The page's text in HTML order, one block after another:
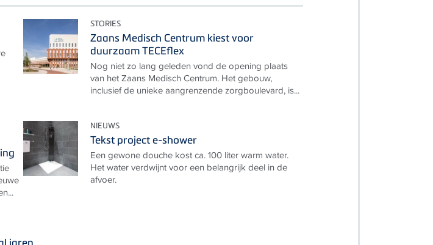
STORIES
Zaans Medisch Centrum kiest voor
duurzaam TECEflex
Nog niet zo lang geleden vond de opening plaats
van het Zaans Medisch Centrum. Het gebouw,
inclusief de unieke aangrenzende zorgboulevard, is...
NIEUWS
Tekst project e-shower
Een gewone douche kost ca. 100 liter warm water.
Het water verdwijnt voor een belangrijk deel in de
afvoer.
jaren.